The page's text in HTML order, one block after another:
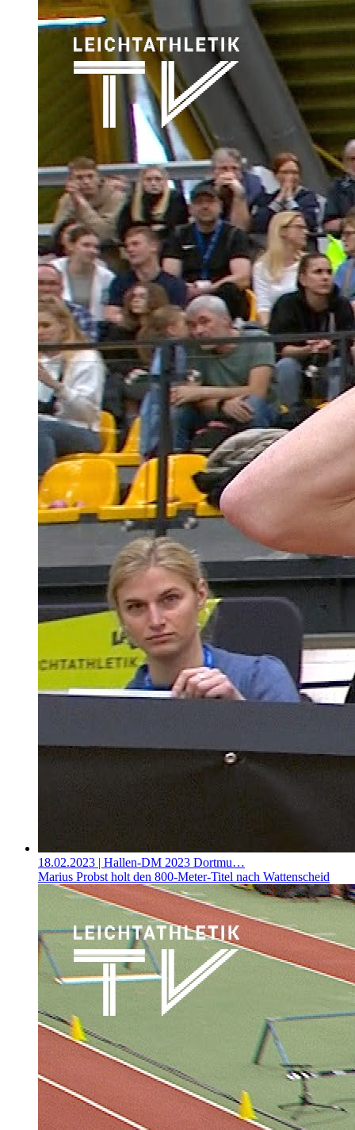
18.02.2023 | Hallen-DM 2023 Dortmu…
Marius Probst holt den 800-Meter-Titel nach Wattenscheid